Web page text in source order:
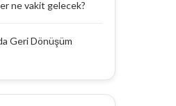
ne vakit gelecek?
Geri Dönüşüm